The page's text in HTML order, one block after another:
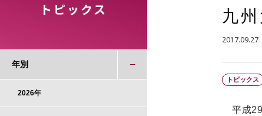
トピックス 九
2017.09.27
トピックス
平成29
年別
2026年